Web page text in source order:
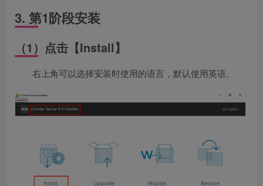
3. 第1阶段安装
（1）点击【Install】
右上角可以选择安装时使用的语言，默认使用英语。